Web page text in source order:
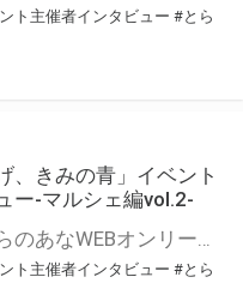
ト主催者インタビュー #とら
、きみの青」イベント
ー-マルシェ編vol.2-
こんにちは、とらのあなWEBオンリー運営スタッフです。 新たにお届けする、イベント主催者インタビュー-マルシェ編-は、 とらのあなWEBオンリー「マルシェ」をご利用の主催様に 「マルシェ」を使ってイベントを開催した感想や心がけをお聞きする企画です。 今回は、WEBオンリー初開催「駄菓子と唐揚げ、きみの青」より、 主催のぎこ六屋様にお話を伺いました。 協力：ぎこ六屋様／イベント公式Twitter（@krkgwks） とらのあなWEBオンリー「マルシェ」とは？ WEBオンリーでリアルタイムでコミュニケーションがとれるオンライン会場です。
ト主催者インタビュー #とら